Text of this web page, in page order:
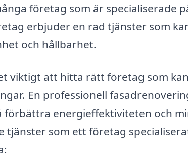
företag som är specialiserade
erbjuder en rad tjänster som
och hållbarhet.
viktigt att hitta rätt företag som
En professionell
energieffektiviteten och
tjänster som ett företag